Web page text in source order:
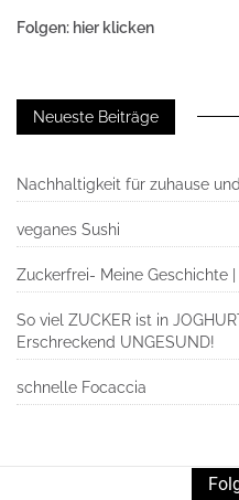
Folgen: hier klicken
Neueste Beiträge
Nachhaltigkeit für zuhause
veganes Sushi
Zuckerfrei- Meine Geschichte
So viel ZUCKER ist in
Erschreckend UNGESUND!
schnelle Focaccia